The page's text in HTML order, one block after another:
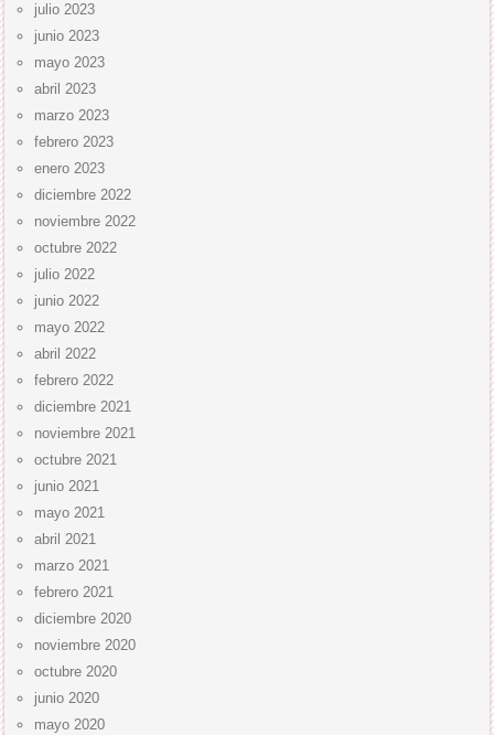
julio 2023
junio 2023
mayo 2023
abril 2023
marzo 2023
febrero 2023
enero 2023
diciembre 2022
noviembre 2022
octubre 2022
julio 2022
junio 2022
mayo 2022
abril 2022
febrero 2022
diciembre 2021
noviembre 2021
octubre 2021
junio 2021
mayo 2021
abril 2021
marzo 2021
febrero 2021
diciembre 2020
noviembre 2020
octubre 2020
junio 2020
mayo 2020